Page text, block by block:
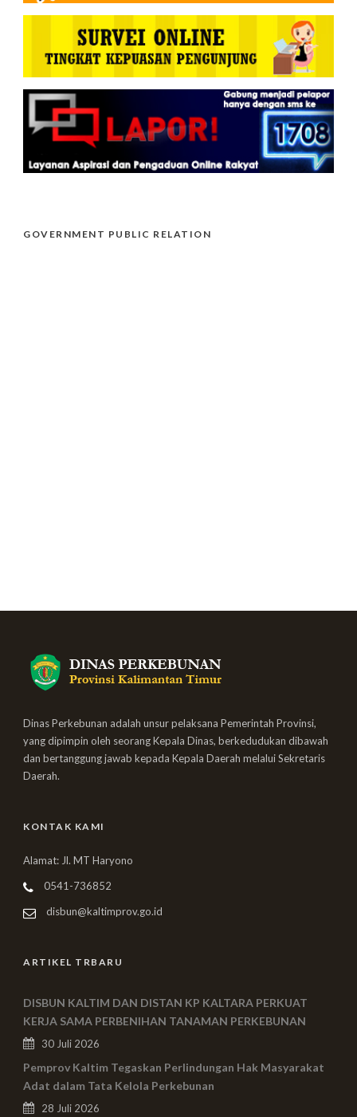
GOVERNMENT PUBLIC RELATION
Dinas Perkebunan adalah unsur pelaksana Pemerintah Provinsi,
yang dipimpin oleh seorang Kepala Dinas, berkedudukan dibawah
dan bertanggung jawab kepada Kepala Daerah melalui Sekretaris
Daerah.
KONTAK KAMI
Alamat: Jl. MT Haryono
0541-736852
disbun@kaltimprov.go.id
ARTIKEL TRBARU
DISBUN KALTIM DAN DISTAN KP KALTARA PERKUAT
KERJA SAMA PERBENIHAN TANAMAN PERKEBUNAN
30 Juli 2026
Pemprov Kaltim Tegaskan Perlindungan Hak Masyarakat
Adat dalam Tata Kelola Perkebunan
28 Juli 2026